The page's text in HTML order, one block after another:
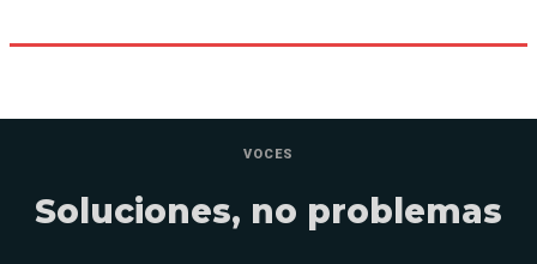
VOCES
Soluciones, no problemas